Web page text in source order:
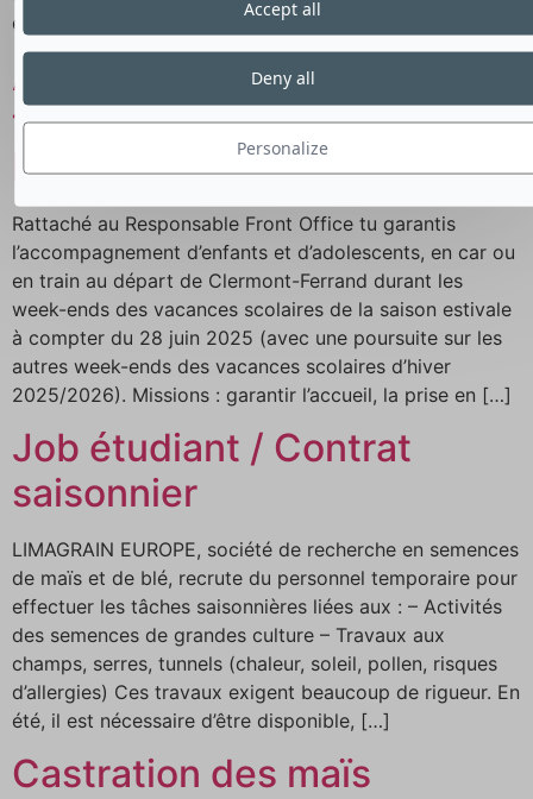
excursions, veillées…)
Accompagnateurs
transports Clermont-
Ferrand
Rattaché au Responsable Front Office tu garantis
l’accompagnement d’enfants et d’adolescents, en car ou
en train au départ de Clermont-Ferrand durant les
week-ends des vacances scolaires de la saison estivale
à compter du 28 juin 2025 (avec une poursuite sur les
autres week-ends des vacances scolaires d’hiver
2025/2026). Missions : garantir l’accueil, la prise en […]
Job étudiant / Contrat
saisonnier
LIMAGRAIN EUROPE, société de recherche en semences
de maïs et de blé, recrute du personnel temporaire pour
effectuer les tâches saisonnières liées aux : – Activités
des semences de grandes culture – Travaux aux
champs, serres, tunnels (chaleur, soleil, pollen, risques
d’allergies) Ces travaux exigent beaucoup de rigueur. En
été, il est nécessaire d’être disponible, […]
Castration des maïs
Personalize
Deny all
Accept all